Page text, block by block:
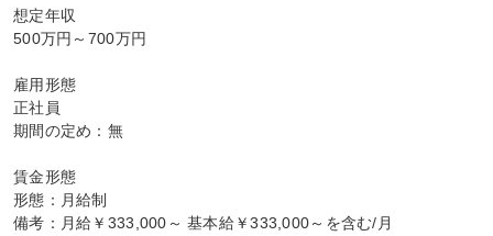
想定年収
500万円～700万円
雇用形態
正社員
期間の定め：無
賃金形態
形態：月給制
備考：月給￥333,000～ 基本給￥333,000～を含む/月